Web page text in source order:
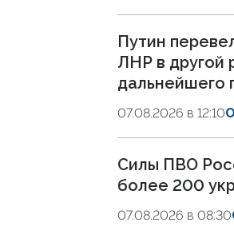
Путин
ЛНР в другой
дальнейшего
07.08.2026 в 12:10
Силы ПВО
более 200
07.08.2026 в 08:30